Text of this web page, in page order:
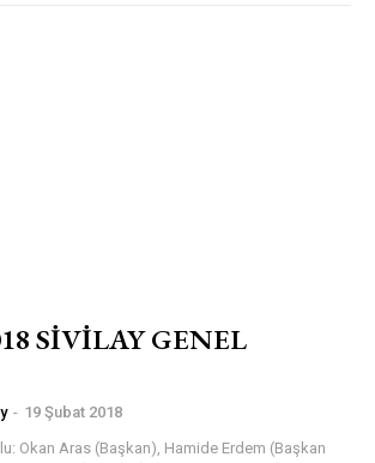
SİVİLAY GENEL
- 19 Şubat 2018
Okan Aras (Başkan), Hamide Erdem (Başkan